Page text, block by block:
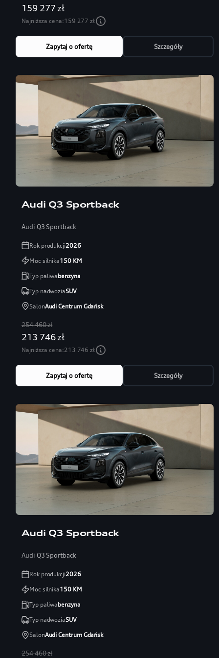
159 277 zł
Najniższa cena:159 277 zł
Zapytaj o ofertę Szczegóły
Audi Q3 Sportback
Audi Q3 Sportback
Rok produkcji2026
Moc silnika150KM
Typ paliwabenzyna
Typ nadwoziaSUV
SalonAudi Centrum Gdańsk
254 460 zł
213 746 zł
Najniższa cena:213 746 zł
Zapytaj o ofertę Szczegóły
Audi Q3 Sportback
Audi Q3 Sportback
Rok produkcji2026
Moc silnika150KM
Typ paliwabenzyna
Typ nadwoziaSUV
SalonAudi Centrum Gdańsk
254 460 zł